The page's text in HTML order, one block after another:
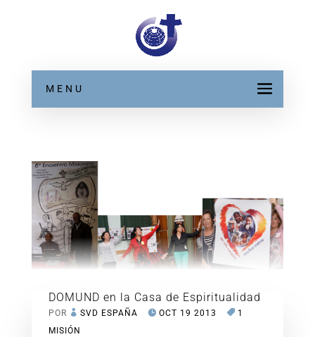
MENU
DOMUND en la Casa de Espiritualidad
POR SVD ESPAÑA OCT 19 2013
1
MISIÓN